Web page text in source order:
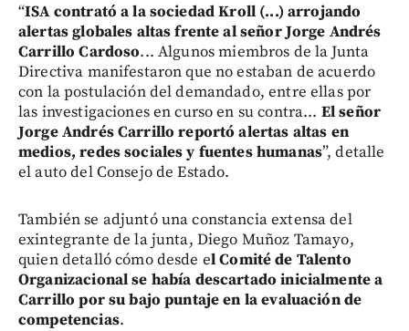
“ISA contrató a la sociedad Kroll (...) arrojando
alertas globales altas frente al señor Jorge Andrés
Carrillo Cardoso... Algunos miembros de la Junta
Directiva manifestaron que no estaban de acuerdo
con la postulación del demandado, entre ellas por
las investigaciones en curso en su contra... El señor
Jorge Andrés Carrillo reportó alertas altas en
medios, redes sociales y fuentes humanas”, detalle
el auto del Consejo de Estado.
También se adjuntó una constancia extensa del
exintegrante de la junta, Diego Muñoz Tamayo,
quien detalló cómo desde el Comité de Talento
Organizacional se había descartado inicialmente a
Carrillo por su bajo puntaje en la evaluación de
competencias.